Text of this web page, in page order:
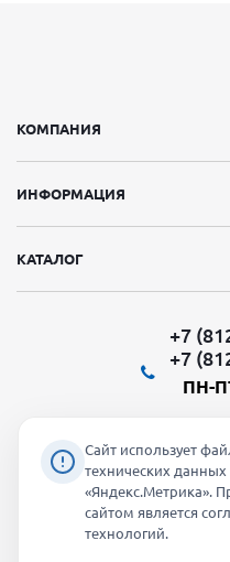
КОМПАНИЯ
ИНФОРМАЦИЯ
КАТАЛОГ
+7
+7
ПН-
Мы в
Сайт использует
технических данных
«Яндекс.Метрика».
сайтом является
технологий.